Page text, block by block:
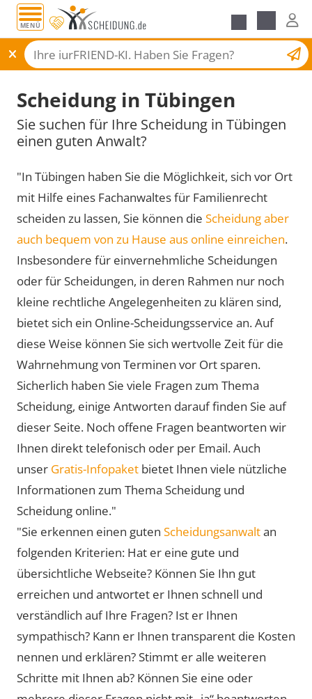
MENÜ
Scheidungsantrag
Scheidung in Tübingen
Sie suchen für Ihre Scheidung in Tübingen
einen guten Anwalt?
"In Tübingen haben Sie die Möglichkeit, sich vor Ort
mit Hilfe eines Fachanwaltes für Familienrecht
scheiden zu lassen, Sie können die Scheidung aber
auch bequem von zu Hause aus online einreichen.
Insbesondere für einvernehmliche Scheidungen
oder für Scheidungen, in deren Rahmen nur noch
kleine rechtliche Angelegenheiten zu klären sind,
bietet sich ein Online-Scheidungsservice an. Auf
diese Weise können Sie sich wertvolle Zeit für die
Wahrnehmung von Terminen vor Ort sparen.
Sicherlich haben Sie viele Fragen zum Thema
Scheidung, einige Antworten darauf finden Sie auf
dieser Seite. Noch offene Fragen beantworten wir
Ihnen direkt telefonisch oder per Email. Auch
unser Gratis-Infopaket bietet Ihnen viele nützliche
Informationen zum Thema Scheidung und
Scheidung online."
"Sie erkennen einen guten Scheidungsanwaltan
folgenden Kriterien: Hat er eine gute und
übersichtliche Webseite? Können Sie Ihn gut
erreichen und antwortet er Ihnen schnell und
verständlich auf Ihre Fragen? Ist er Ihnen
sympathisch? Kann er Ihnen transparent die Kosten
nennen und erklären? Stimmt er alle weiteren
Schritte mit Ihnen ab? Können Sie eine oder